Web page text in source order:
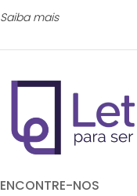
Saiba mais
ENCONTRE-NOS